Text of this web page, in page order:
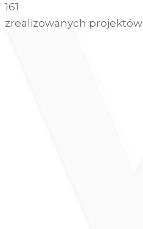
161
zrealizowanych projektów